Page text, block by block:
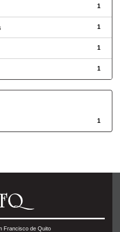
1
1
1
1
1
Francisco de Quito